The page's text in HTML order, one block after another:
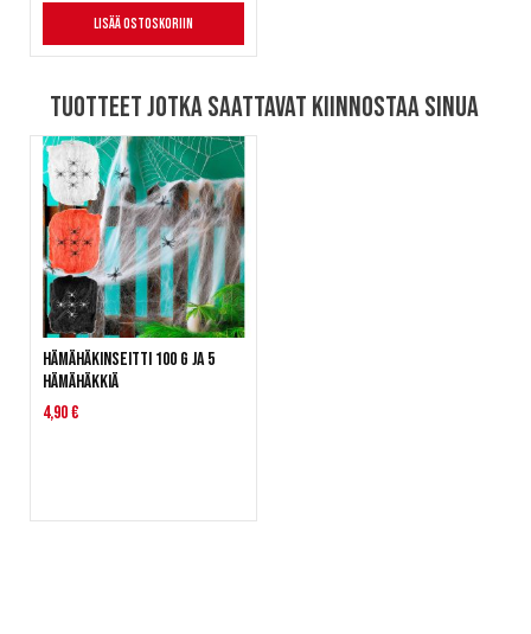
Lisää ostoskoriin
Tuotteet jotka saattavat kiinnostaa sinua
Hämähäkinseitti 100 g ja 5
hämähäkkiä
4,90 €